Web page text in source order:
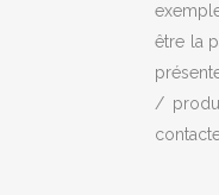
être la
/